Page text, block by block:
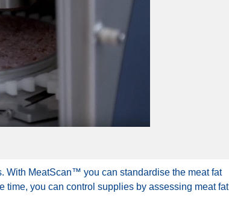
With MeatScan™ you can standardise the meat fat
time, you can control supplies by assessing meat fat